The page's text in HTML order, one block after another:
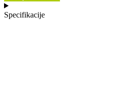
Specifikacije